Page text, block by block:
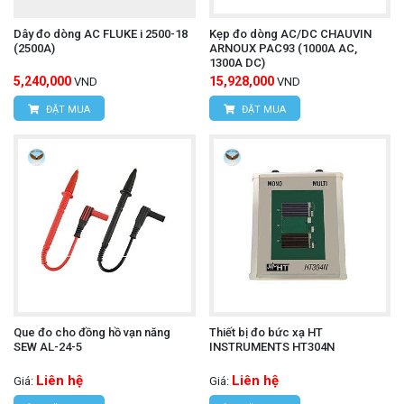
các thiết bị đo Kyoritsu có chức năng ghi dữ liệu,
biến chúng thành công cụ toàn diện cho việc thu
thập, phân tích và báo cáo dữ liệu đo lường điện.
CÔNG TY TNHH THIẾT BỊ VÀ CÔNG NGHỆ
HÙNG NGUYÊN
HÙNG NGUYÊN TECH - HÀ NỘI
Địa chỉ: Số 15, ngõ 85 Tân Xuân, P. Xuân Đỉnh,
VPDG:Số 20D, ngõ 16/28 Đỗ Xuân Hợp, P. Mỹ
Đình 1, Q.Nam Từ Liêm, TP. Hà Nội
Dây đo dòng AC FLUKE i 2500-18
(2500A)
5,240,000 VND
ĐẶT MUA
Kẹp đo dòng AC/DC CHAUVIN
ARNOUX PAC93 (1000A AC,
1300A DC)
15,928,000 VND
ĐẶT MUA
Que đo cho đồng hồ vạn năng
SEW AL-24-5
Giá: Liên hệ
Thiết bị đo bức xạ HT
INSTRUMENTS HT304N
Giá: Liên hệ